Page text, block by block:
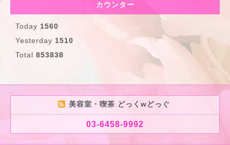
カウンター
Today 1560
Yesterday 1510
Total 853838
美容室・喫茶 どっくwどっぐ
03-6458-9992